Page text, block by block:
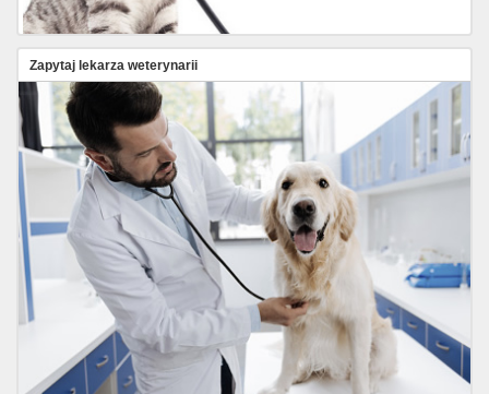
Zapytaj lekarza weterynarii